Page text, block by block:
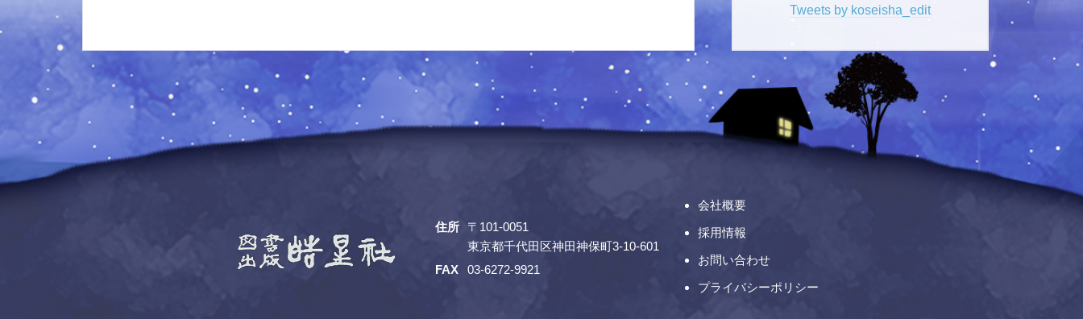
Tweets by koseisha_edit
住所
〒101-0051
東京都千代田区神田神保町3-10-601
FAX
03-6272-9921
会社概要
採用情報
お問い合わせ
プライバシーポリシー